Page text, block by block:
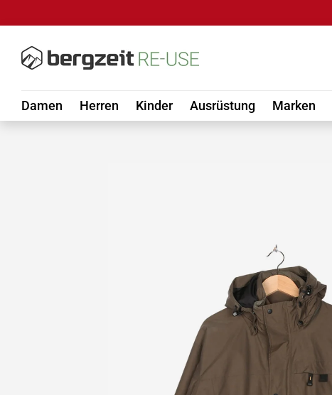
Damen Herren Kinder Ausrüstung Marken